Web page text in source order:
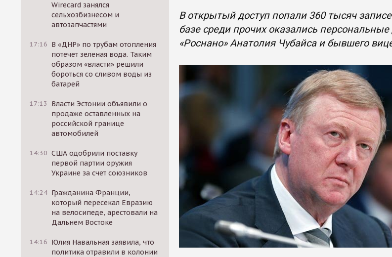
Wirecard занялся
сельхозбизнесом и
автозапчастями
17:16 В «ДНР» по трубам отопления
потечет зеленая вода. Таким
образом «власти» решили
бороться со сливом воды из
батарей
17:13
Власти Эстонии объявили о
продаже оставленных на
российской границе
автомобилей
14:30 США одобрили поставку
первой партии оружия
Украине за счет союзников
14:24 Гражданина Франции,
который пересекал Евразию
на велосипеде, арестовали на
Дальнем Востоке
14:16 Юлия Навальная заявила, что
политика отравили в колонии
В открытый доступ попали 360 тысяч
базе среди прочих оказались
«Роснано» Анатолия Чубайса и бывшего